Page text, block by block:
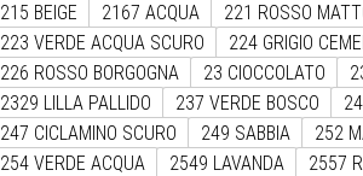
215 BEIGE
2167 ACQUA 221 ROSSO
223 VERDE ACQUA SCURO
224 GRIGIO
226 ROSSO BORGOGNA
23 CIOCCOLATO
2329 LILLA PALLIDO
237 VERDE BOSCO
247 CICLAMINO SCURO
249 SABBIA 252
254 VERDE ACQUA
2549 LAVANDA 2557